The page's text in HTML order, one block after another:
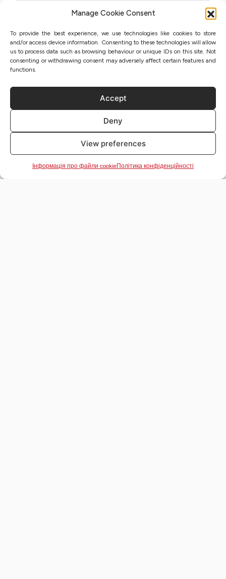
Manage Cookie Consent
To provide the best experience, we use technologies like cookies to store
and/or access device information. Consenting to these technologies will allow
us to process data such as browsing behaviour or unique IDs on this site. Not
consenting or withdrawing consent may adversely affect certain features and
functions.
Accept
Deny
View preferences
Інформація про файли cookieПолітика конфіденційності